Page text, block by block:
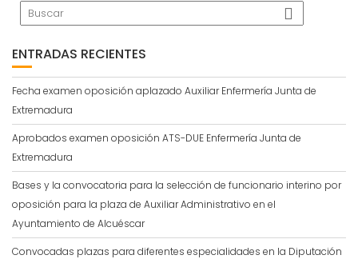
ENTRADAS RECIENTES
Fecha examen oposición aplazado Auxiliar Enfermería Junta de
Extremadura
Aprobados examen oposición ATS-DUE Enfermería Junta de
Extremadura
Bases y la convocatoria para la selección de funcionario interino por
oposición para la plaza de Auxiliar Administrativo en el
Ayuntamiento de Alcuéscar
Convocadas plazas para diferentes especialidades en la Diputación